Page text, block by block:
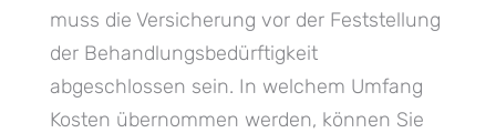
muss die Versicherung vor der Feststellung
der Behandlungsbedürftigkeit
abgeschlossen sein. In welchem Umfang
Kosten übernommen werden, können Sie